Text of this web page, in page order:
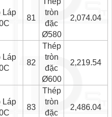
Láp
81
tròn
đặc
Ø580
2,074.04
Láp
82
Thép
tròn
đặc
Ø600
2,219.54
Láp
83
Thép
tròn
đặc
2,486.04